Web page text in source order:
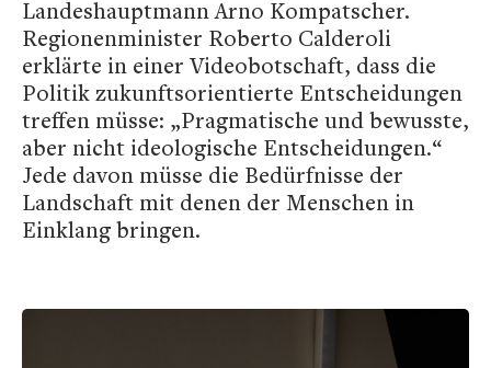
Landeshauptmann Arno Kompatscher.
Regionenminister Roberto Calderoli
erklärte in einer Videobotschaft, dass die
Politik zukunftsorientierte Entscheidungen
treffen müsse: „Pragmatische und bewusste,
aber nicht ideologische Entscheidungen.“
Jede davon müsse die Bedürfnisse der
Landschaft mit denen der Menschen in
Einklang bringen.